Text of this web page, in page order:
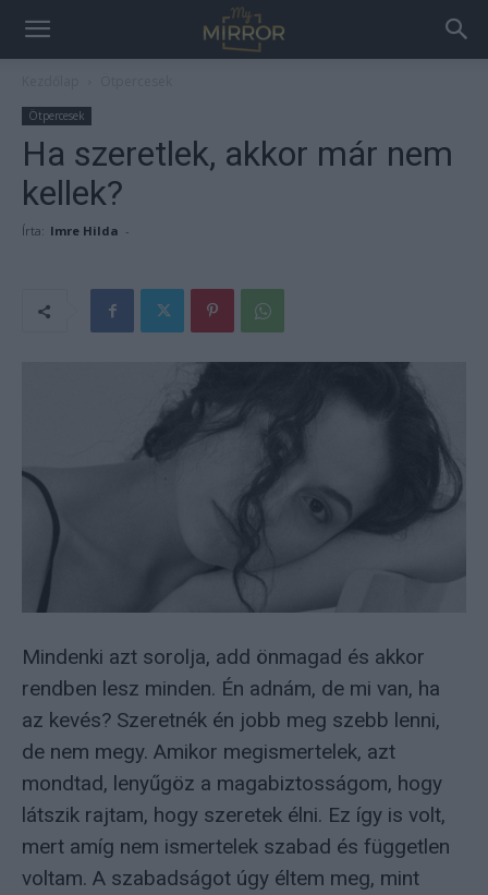
Ötpercesek
Ha szeretlek, akkor már nem
kellek?
Írta: Imre Hilda -
Mindenki azt sorolja, add önmagad és akkor
rendben lesz minden. Én adnám, de mi van, ha
az kevés? Szeretnék én jobb meg szebb lenni,
de nem megy. Amikor megismertelek, azt
mondtad, lenyűgöz a magabiztosságom, hogy
látszik rajtam, hogy szeretek élni. Ez így is volt,
mert amíg nem ismertelek szabad és független
voltam. A szabadságot úgy éltem meg, mint